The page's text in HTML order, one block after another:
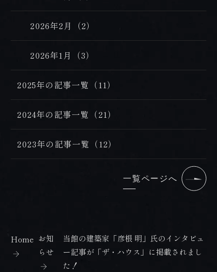
2026年2月（2）
2026年1月（3）
2025年の記事一覧（11）
2024年の記事一覧（21）
2023年の記事一覧（12）
一覧ページへ
Home お知
らせ
当館の建築家「彦根 明」氏のインタビュ
ー記事が「ザ・ハウス」に掲載されまし
た！